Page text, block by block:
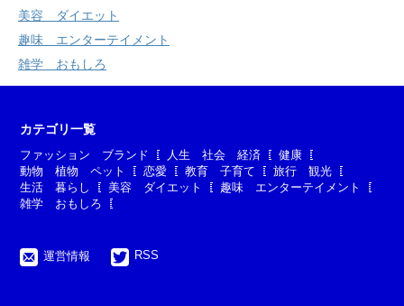
美容 ダイエット
趣味 エンターテイメント
雑学 おもしろ
カテゴリ一覧
ファッション ブランド 人生 社会 経済
健康
動物 植物 ペット
恋愛 教育 子育て
旅行 観光
生活 暮らし
美容 ダイエット
趣味 エンターテイメント
雑学 おもしろ
運営情報 RSS